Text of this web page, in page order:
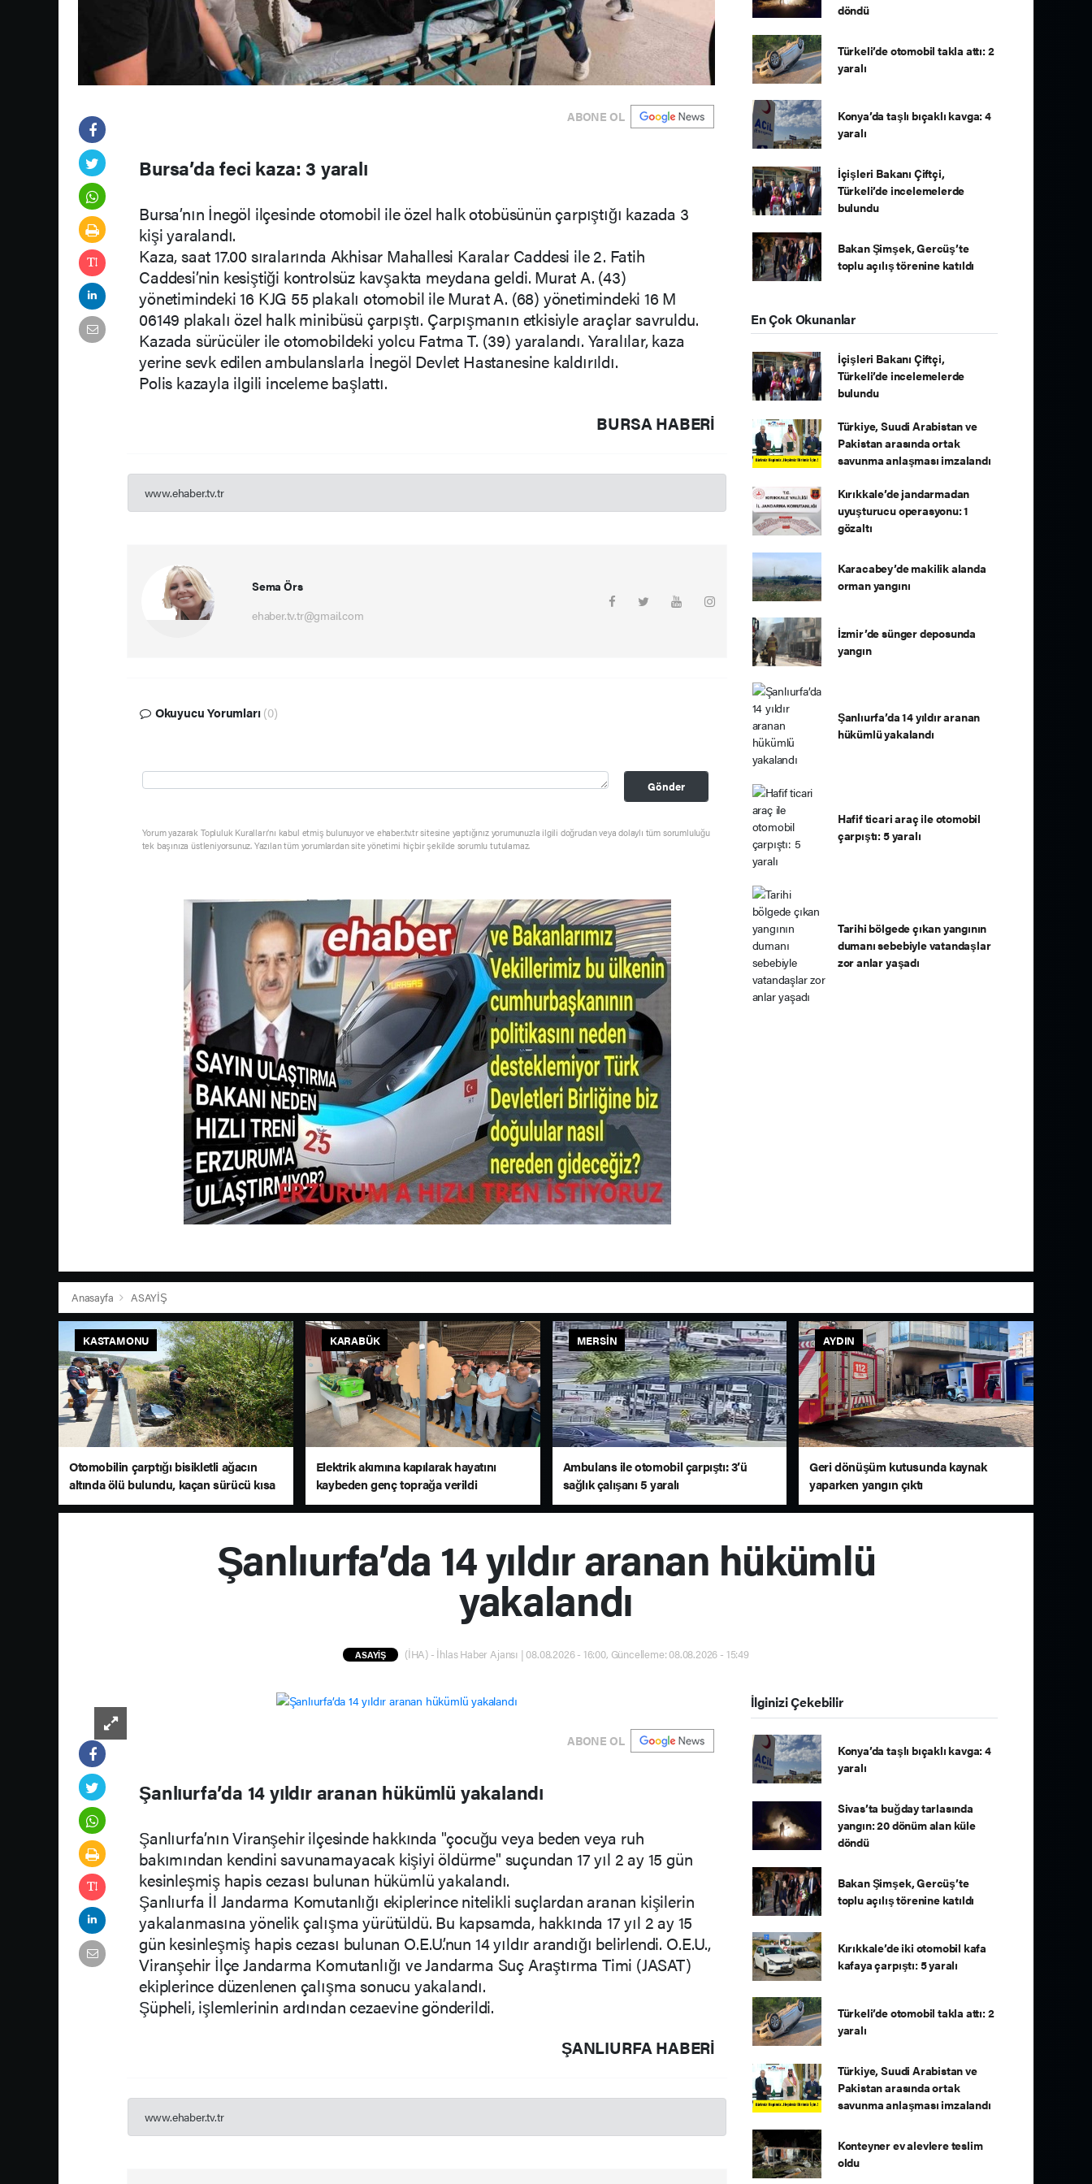
ABONE OL
Bursa’da feci kaza: 3 yaralı
Bursa’nın İnegöl ilçesinde otomobil ile özel halk otobüsünün çarpıştığı kazada 3
kişi yaralandı.
Kaza, saat 17.00 sıralarında Akhisar Mahallesi Karalar Caddesi ile 2. Fatih
Caddesi’nin kesiştiği kontrolsüz kavşakta meydana geldi. Murat A. (43)
yönetimindeki 16 KJG 55 plakalı otomobil ile Murat A. (68) yönetimindeki 16 M
06149 plakalı özel halk minibüsü çarpıştı. Çarpışmanın etkisiyle araçlar savruldu.
Kazada sürücüler ile otomobildeki yolcu Fatma T. (39) yaralandı. Yaralılar, kaza
yerine sevk edilen ambulanslarla İnegöl Devlet Hastanesine kaldırıldı.
Polis kazayla ilgili inceleme başlattı.
BURSA HABERİ
www.ehaber.tv.tr
Sema Örs
ehaber.tv.tr@gmail.com
Okuyucu Yorumları (0)
Gönder
Yorum yazarak Topluluk Kuralları’nı kabul etmiş bulunuyor ve ehaber.tv.tr sitesine yaptığınız yorumunuzla ilgili doğrudan veya dolaylı tüm sorumluluğu
tek başınıza üstleniyorsunuz. Yazılan tüm yorumlardan site yönetimi hiçbir şekilde sorumlu tutulamaz.
döndü
Türkeli’de otomobil takla attı: 2
yaralı
Konya’da taşlı bıçaklı kavga: 4
yaralı
İçişleri Bakanı Çiftçi,
Türkeli’de incelemelerde
bulundu
Bakan Şimşek, Gercüş’te
toplu açılış törenine katıldı
En Çok Okunanlar
İçişleri Bakanı Çiftçi,
Türkeli’de incelemelerde
bulundu
Türkiye, Suudi Arabistan ve
Pakistan arasında ortak
savunma anlaşması imzalandı
Kırıkkale’de jandarmadan
uyuşturucu operasyonu: 1
gözaltı
Karacabey’de makilik alanda
orman yangını
İzmir’de sünger deposunda
yangın
Şanlıurfa’da 14 yıldır aranan
hükümlü yakalandı
Hafif ticari araç ile otomobil
çarpıştı: 5 yaralı
Tarihi bölgede çıkan yangının
dumanı sebebiyle vatandaşlar
zor anlar yaşadı
Anasayfa ASAYİŞ
KASTAMONU
Otomobilin çarptığı bisikletli ağacın
altında ölü bulundu, kaçan sürücü kısa
sürede yakalandı
KARABÜK
Elektrik akımına kapılarak hayatını
kaybeden genç toprağa verildi
MERSIN
Ambulans ile otomobil çarpıştı: 3’ü
sağlık çalışanı 5 yaralı
AYDIN
Geri dönüşüm kutusunda kaynak
yaparken yangın çıktı
Şanlıurfa’da 14 yıldır aranan hükümlü
yakalandı
ASAYİŞ (İHA) - İhlas Haber Ajansı | 08.08.2026 - 16:00, Güncelleme: 08.08.2026 - 15:49
ABONE OL
Şanlıurfa’da 14 yıldır aranan hükümlü yakalandı
Şanlıurfa’nın Viranşehir ilçesinde hakkında "çocuğu veya beden veya ruh
bakımından kendini savunamayacak kişiyi öldürme" suçundan 17 yıl 2 ay 15 gün
kesinleşmiş hapis cezası bulunan hükümlü yakalandı.
Şanlıurfa İl Jandarma Komutanlığı ekiplerince nitelikli suçlardan aranan kişilerin
yakalanmasına yönelik çalışma yürütüldü. Bu kapsamda, hakkında 17 yıl 2 ay 15
gün kesinleşmiş hapis cezası bulunan O.E.U.’nun 14 yıldır arandığı belirlendi. O.E.U.,
Viranşehir İlçe Jandarma Komutanlığı ve Jandarma Suç Araştırma Timi (JASAT)
ekiplerince düzenlenen çalışma sonucu yakalandı.
Şüpheli, işlemlerinin ardından cezaevine gönderildi.
ŞANLIURFA HABERİ
www.ehaber.tv.tr
İlginizi Çekebilir
Konya’da taşlı bıçaklı kavga: 4
yaralı
Sivas’ta buğday tarlasında
yangın: 20 dönüm alan küle
döndü
Bakan Şimşek, Gercüş’te
toplu açılış törenine katıldı
Kırıkkale’de iki otomobil kafa
kafaya çarpıştı: 5 yaralı
Türkeli’de otomobil takla attı: 2
yaralı
Türkiye, Suudi Arabistan ve
Pakistan arasında ortak
savunma anlaşması imzalandı
Konteyner ev alevlere teslim
oldu